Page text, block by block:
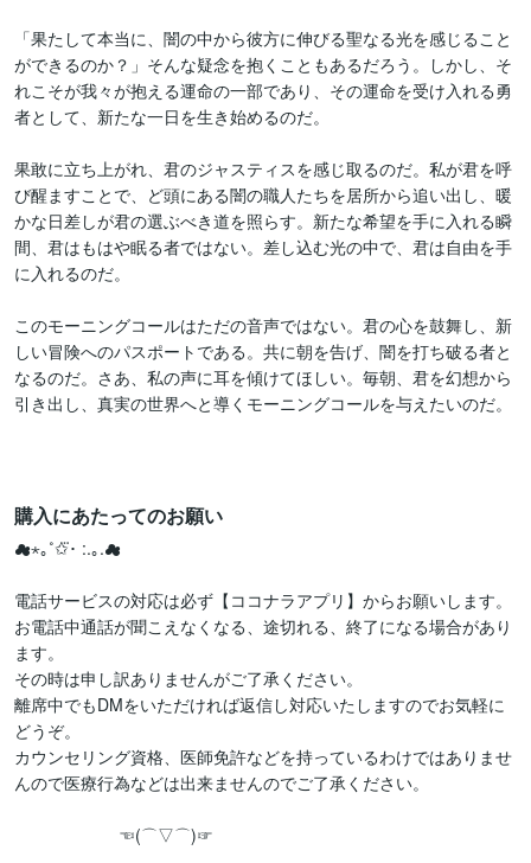
「果たして本当に、闇の中から彼方に伸びる聖なる光を感じること
ができるのか？」そんな疑念を抱くこともあるだろう。しかし、そ
れこそが我々が抱える運命の一部であり、その運命を受け入れる勇
者として、新たな一日を生き始めるのだ。
果敢に立ち上がれ、君のジャスティスを感じ取るのだ。私が君を呼
び醒ますことで、ど頭にある闇の職人たちを居所から追い出し、暖
かな日差しが君の選ぶべき道を照らす。新たな希望を手に入れる瞬
間、君はもはや眠る者ではない。差し込む光の中で、君は自由を手
に入れるのだ。
このモーニングコールはただの音声ではない。君の心を鼓舞し、新
しい冒険へのパスポートである。共に朝を告げ、闇を打ち破る者と
なるのだ。さあ、私の声に耳を傾けてほしい。毎朝、君を幻想から
引き出し、真実の世界へと導くモーニングコールを与えたいのだ。
購入にあたってのお願い
☁︎︎⋆｡˚✩⃛･ :.｡.☁︎︎
電話サービスの対応は必ず【ココナラアプリ】からお願いします。
お電話中通話が聞こえなくなる、途切れる、終了になる場合があり
ます。
その時は申し訳ありませんがご了承ください。
離席中でもDMをいただければ返信し対応いたしますのでお気軽に
どうぞ。
カウンセリング資格、医師免許などを持っているわけではありませ
んので医療行為などは出来ませんのでご了承ください。
☜(⌒▽⌒)☞